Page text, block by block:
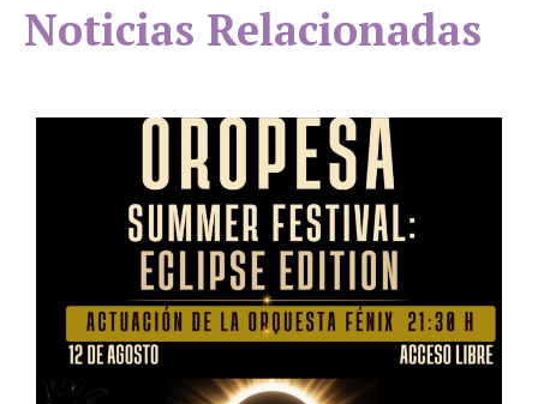
Noticias Relacionadas